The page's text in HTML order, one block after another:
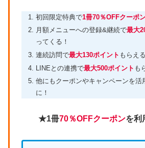
初回限定特典で1冊70％OFFクーポ
月額メニューへの登録&継続で最大
ってくる！
連続訪問で最大130ポイント もらえ
LINEとの連携で最大500ポイント も
他にもクーポンやキャンペーンを活
に！
★1冊70％OFFクーポンを利